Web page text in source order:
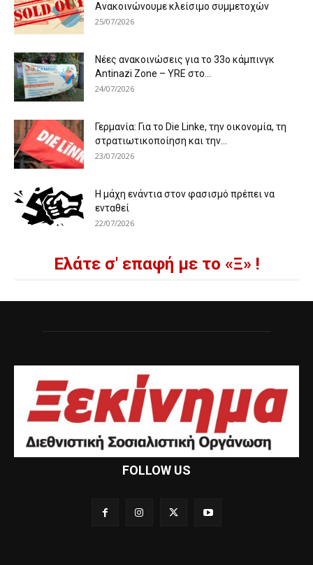
Ανακοινώνουμε κλείσιμο συμμετοχών
25/07/2026
Νέες ανακοινώσεις για το 33ο κάμπινγκ
Antinazi Zone – YRE στο...
24/07/2026
Γερμανία: Για το Die Linke, την οικονομία, τη
στρατιωτικοποίηση και την...
23/07/2026
Η μάχη ενάντια στον φασισμό πρέπει να
ενταθεί
22/07/2026
Ελάτε σ' επαφή με το «Ξ» !
FOLLOW US